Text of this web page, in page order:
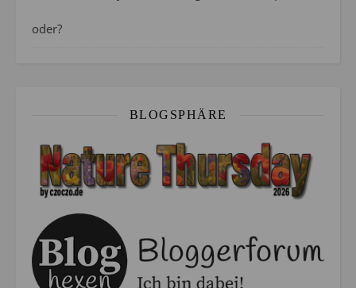
oder?
BLOGSPHÄRE